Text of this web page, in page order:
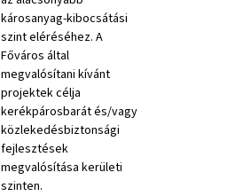
károsanyag-kibocsátási
szint eléréséhez. A
Főváros által
megvalósítani kívánt
projektek célja
kerékpárosbarát és/vagy
közlekedésbiztonsági
fejlesztések
megvalósítása kerületi
szinten.